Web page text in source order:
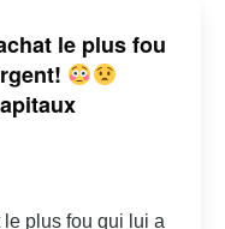
le plus fou
plus fou qui lui a